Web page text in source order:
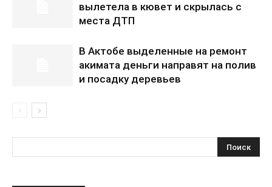
вылетела в кювет и скрылась с
места ДТП
В Актобе выделенные на ремонт
акимата деньги направят на полив
и посадку деревьев